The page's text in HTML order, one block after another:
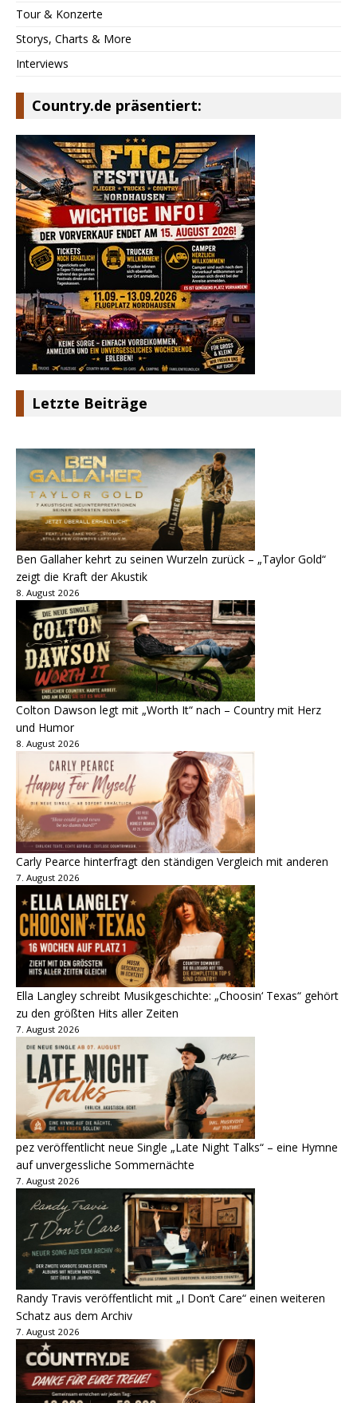
Tour & Konzerte
Storys, Charts & More
Interviews
Country.de präsentiert:
Letzte Beiträge
Ben Gallaher kehrt zu seinen Wurzeln zurück – „Taylor Gold“
zeigt die Kraft der Akustik
8. August 2026
Colton Dawson legt mit „Worth It“ nach – Country mit Herz
und Humor
8. August 2026
Carly Pearce hinterfragt den ständigen Vergleich mit anderen
7. August 2026
Ella Langley schreibt Musikgeschichte: „Choosin‘ Texas“ gehört
zu den größten Hits aller Zeiten
7. August 2026
pez veröffentlicht neue Single „Late Night Talks“ – eine Hymne
auf unvergessliche Sommernächte
7. August 2026
Randy Travis veröffentlicht mit „I Don’t Care“ einen weiteren
Schatz aus dem Archiv
7. August 2026